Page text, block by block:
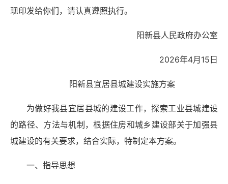
现印发给你们，请认真遵照执行。
阳新县人民政府办公室
2026年4月15日
阳新县宜居县城建设实施方案
为做好我县宜居县城的建设工作，探索工业县城建设
的路径、方法与机制，根据住房和城乡建设部关于加强县
城建设的有关要求，结合实际，特制定本方案。
一、指导思想